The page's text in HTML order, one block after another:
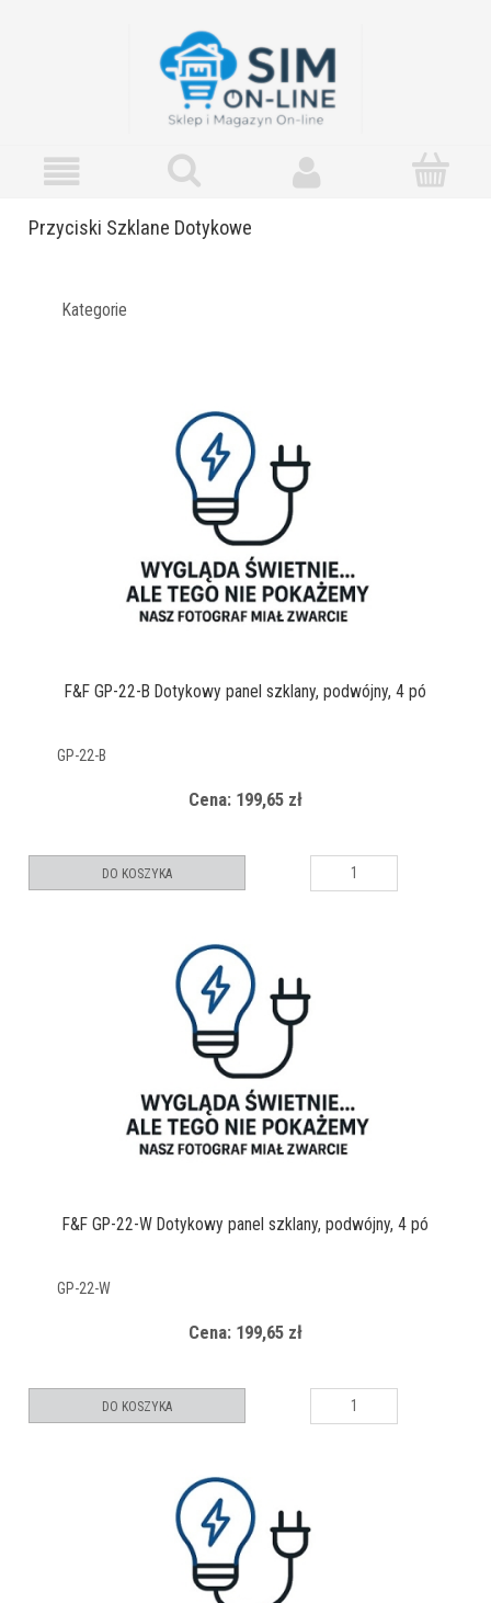
Przyciski Szklane Dotykowe
Kategorie
F&F GP-22-B Dotykowy panel szklany, podwójny, 4 pó
GP-22-B
Cena: 199,65 zł
DO KOSZYKA
F&F GP-22-W Dotykowy panel szklany, podwójny, 4 pó
GP-22-W
Cena: 199,65 zł
DO KOSZYKA